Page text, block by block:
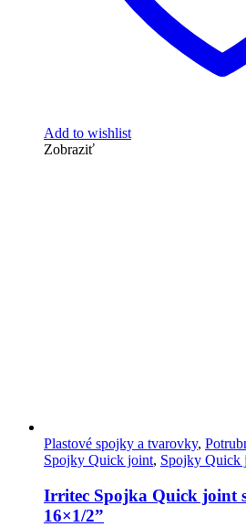
Add to wishlist
Zobraziť
Plastové spojky a tvarovky,
Spojky Quick joint, Spojky Quick
Irritec Spojka Quick joint
16×1/2”